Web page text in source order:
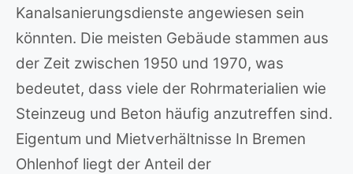
Kanalsanierungsdienste angewiesen sein
könnten. Die meisten Gebäude stammen aus
der Zeit zwischen 1950 und 1970, was
bedeutet, dass viele der Rohrmaterialien wie
Steinzeug und Beton häufig anzutreffen sind.
Eigentum und Mietverhältnisse In Bremen
Ohlenhof liegt der Anteil der